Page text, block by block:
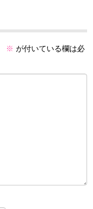
※ が付いている欄は必